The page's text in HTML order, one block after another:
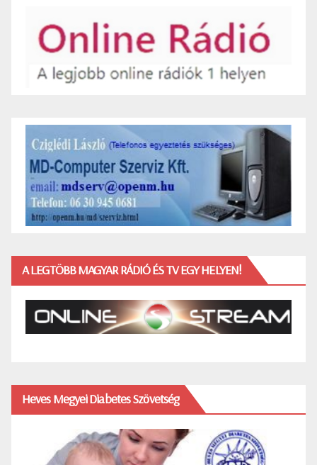
A LEGTÖBB MAGYAR RÁDIÓ ÉS TV EGY HELYEN!
Heves Megyei Diabetes Szövetség